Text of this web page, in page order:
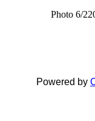
Photo 6/
Powered by